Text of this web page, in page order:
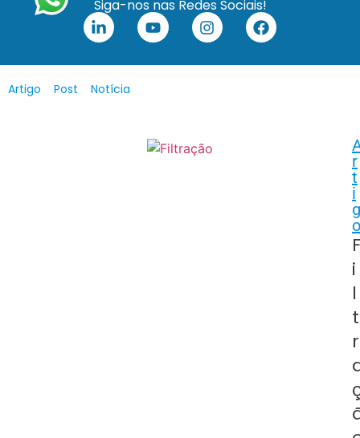
Siga-nos nas Redes Sociais!
Artigo Post Notícia
r
t
i
g
o
F
i
l
t
r